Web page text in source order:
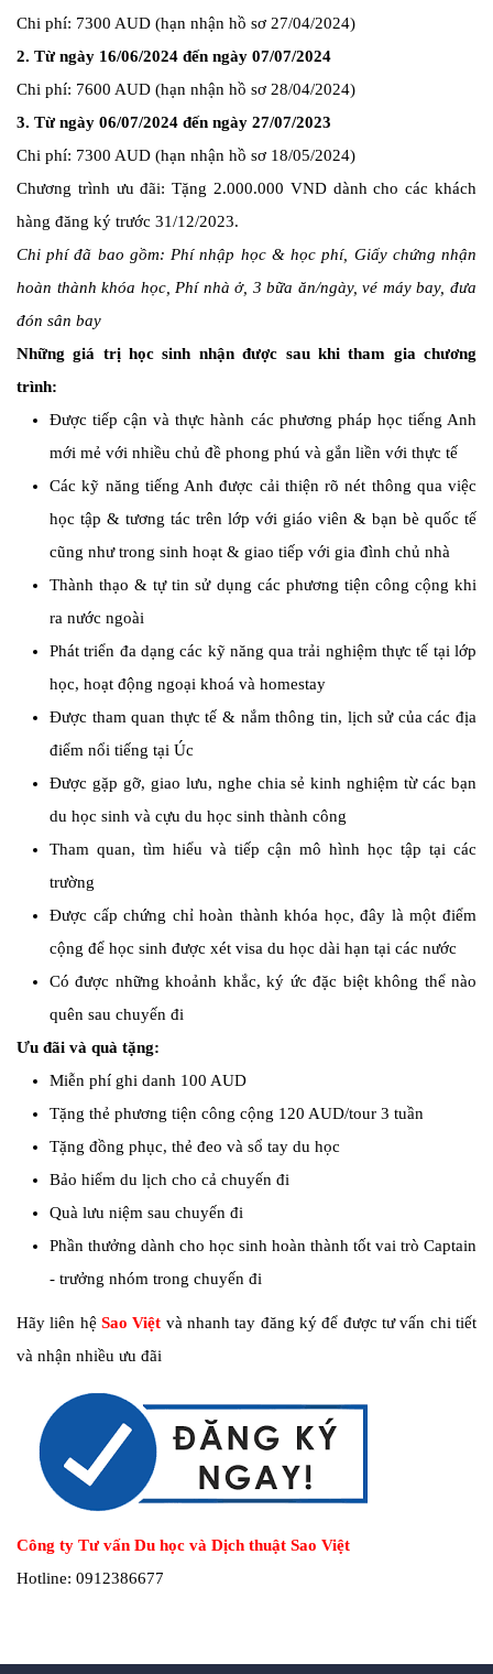
Chi phí: 7300 AUD (hạn nhận hồ sơ 27/04/2024)
2. Từ ngày 16/06/2024 đến ngày 07/07/2024
Chi phí: 7600 AUD (hạn nhận hồ sơ 28/04/2024)
3. Từ ngày 06/07/2024 đến ngày 27/07/2023
Chi phí: 7300 AUD (hạn nhận hồ sơ 18/05/2024)
Chương trình ưu đãi: Tặng 2.000.000 VND dành cho các khách
hàng đăng ký trước 31/12/2023.
Chi phí đã bao gồm: Phí nhập học & học phí, Giấy chứng nhận
hoàn thành khóa học, Phí nhà ở, 3 bữa ăn/ngày, vé máy bay, đưa
đón sân bay
Những giá trị học sinh nhận được sau khi tham gia chương
trình:
Được tiếp cận và thực hành các phương pháp học tiếng Anh
mới mẻ với nhiều chủ đề phong phú và gắn liền với thực tế
Các kỹ năng tiếng Anh được cải thiện rõ nét thông qua việc
học tập & tương tác trên lớp với giáo viên & bạn bè quốc tế
cũng như trong sinh hoạt & giao tiếp với gia đình chủ nhà
Thành thạo & tự tin sử dụng các phương tiện công cộng khi
ra nước ngoài
Phát triển đa dạng các kỹ năng qua trải nghiệm thực tế tại lớp
học, hoạt động ngoại khoá và homestay
Được tham quan thực tế & nắm thông tin, lịch sử của các địa
điểm nổi tiếng tại Úc
Được gặp gỡ, giao lưu, nghe chia sẻ kinh nghiệm từ các bạn
du học sinh và cựu du học sinh thành công
Tham quan, tìm hiểu và tiếp cận mô hình học tập tại các
trường
Được cấp chứng chỉ hoàn thành khóa học, đây là một điểm
cộng để học sinh được xét visa du học dài hạn tại các nước
Có được những khoảnh khắc, ký ức đặc biệt không thể nào
quên sau chuyến đi
Ưu đãi và quà tặng:
Miễn phí ghi danh 100 AUD
Tặng thẻ phương tiện công cộng 120 AUD/tour 3 tuần
Tặng đồng phục, thẻ đeo và sổ tay du học
Bảo hiểm du lịch cho cả chuyến đi
Quà lưu niệm sau chuyến đi
Phần thưởng dành cho học sinh hoàn thành tốt vai trò Captain
- trưởng nhóm trong chuyến đi
Hãy liên hệ Sao Việt và nhanh tay đăng ký để được tư vấn chi tiết
và nhận nhiều ưu đãi
Công ty Tư vấn Du học và Dịch thuật Sao Việt
Hotline: 0912386677